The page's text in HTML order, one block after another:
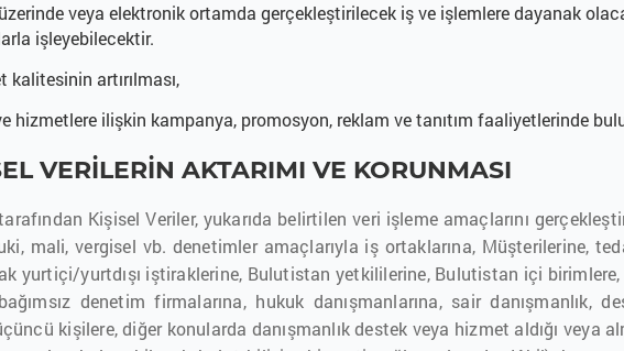
veya elektronik ortamda gerçekleştirilecek iş ve işlemlere dayanak
işleyebilecektir.
kalitesinin artırılması,
hizmetlere ilişkin kampanya, promosyon, reklam ve tanıtım faaliyetlerinde
VERİLERİN AKTARIMI VE KORUNMASI
Kişisel Veriler, yukarıda belirtilen veri işleme amaçlarını
mali, vergisel vb. denetimler amaçlarıyla iş ortaklarına, Müşterilerine,
yurtiçi/yurtdışı iştiraklerine, Bulutistan yetkililerine, Bulutistan içi birimlere,
denetim firmalarına, hukuk danışmanlarına, sair danışmanlık,
kişilere, diğer konularda danışmanlık destek veya hizmet aldığı veya